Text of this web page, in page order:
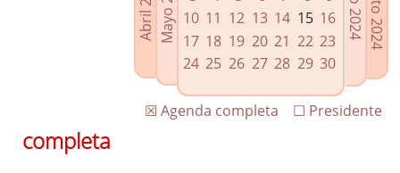
Agenda de Presidencia
Plenos provinciales y Juntas de gobierno
Oficina de Proyectos Europeos
10 11 12 13 14 15 16
17 18 19 20 21 22 23
24 25 26 27 28 29 30
☐ Presidente
☒ Agenda completa
completa